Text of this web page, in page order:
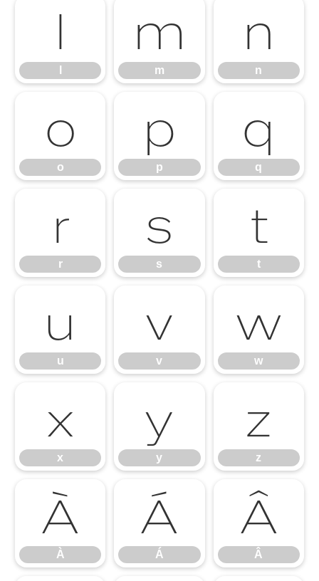
l m
m
n
n
o
o
p
p
q
q
r
r
s
s
t
t
u
u
v
v
w
w
x
x
y
y
z
z
À
À
Á
Á
Â
Â